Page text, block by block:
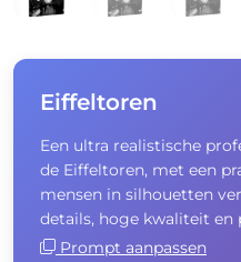
Eiffeltoren
Een ultra realistische
de Eiffeltoren, met een
mensen in silhouetten
details, hoge kwaliteit en
Prompt aanpassen